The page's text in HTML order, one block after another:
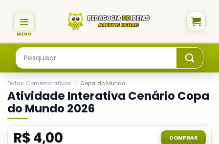
content
Pesquisar
por:
Datas Comemorativas / Copa do Mundo
Atividade Interativa Cenário Copa
do Mundo 2026
R$ 4,00 COMPRAR